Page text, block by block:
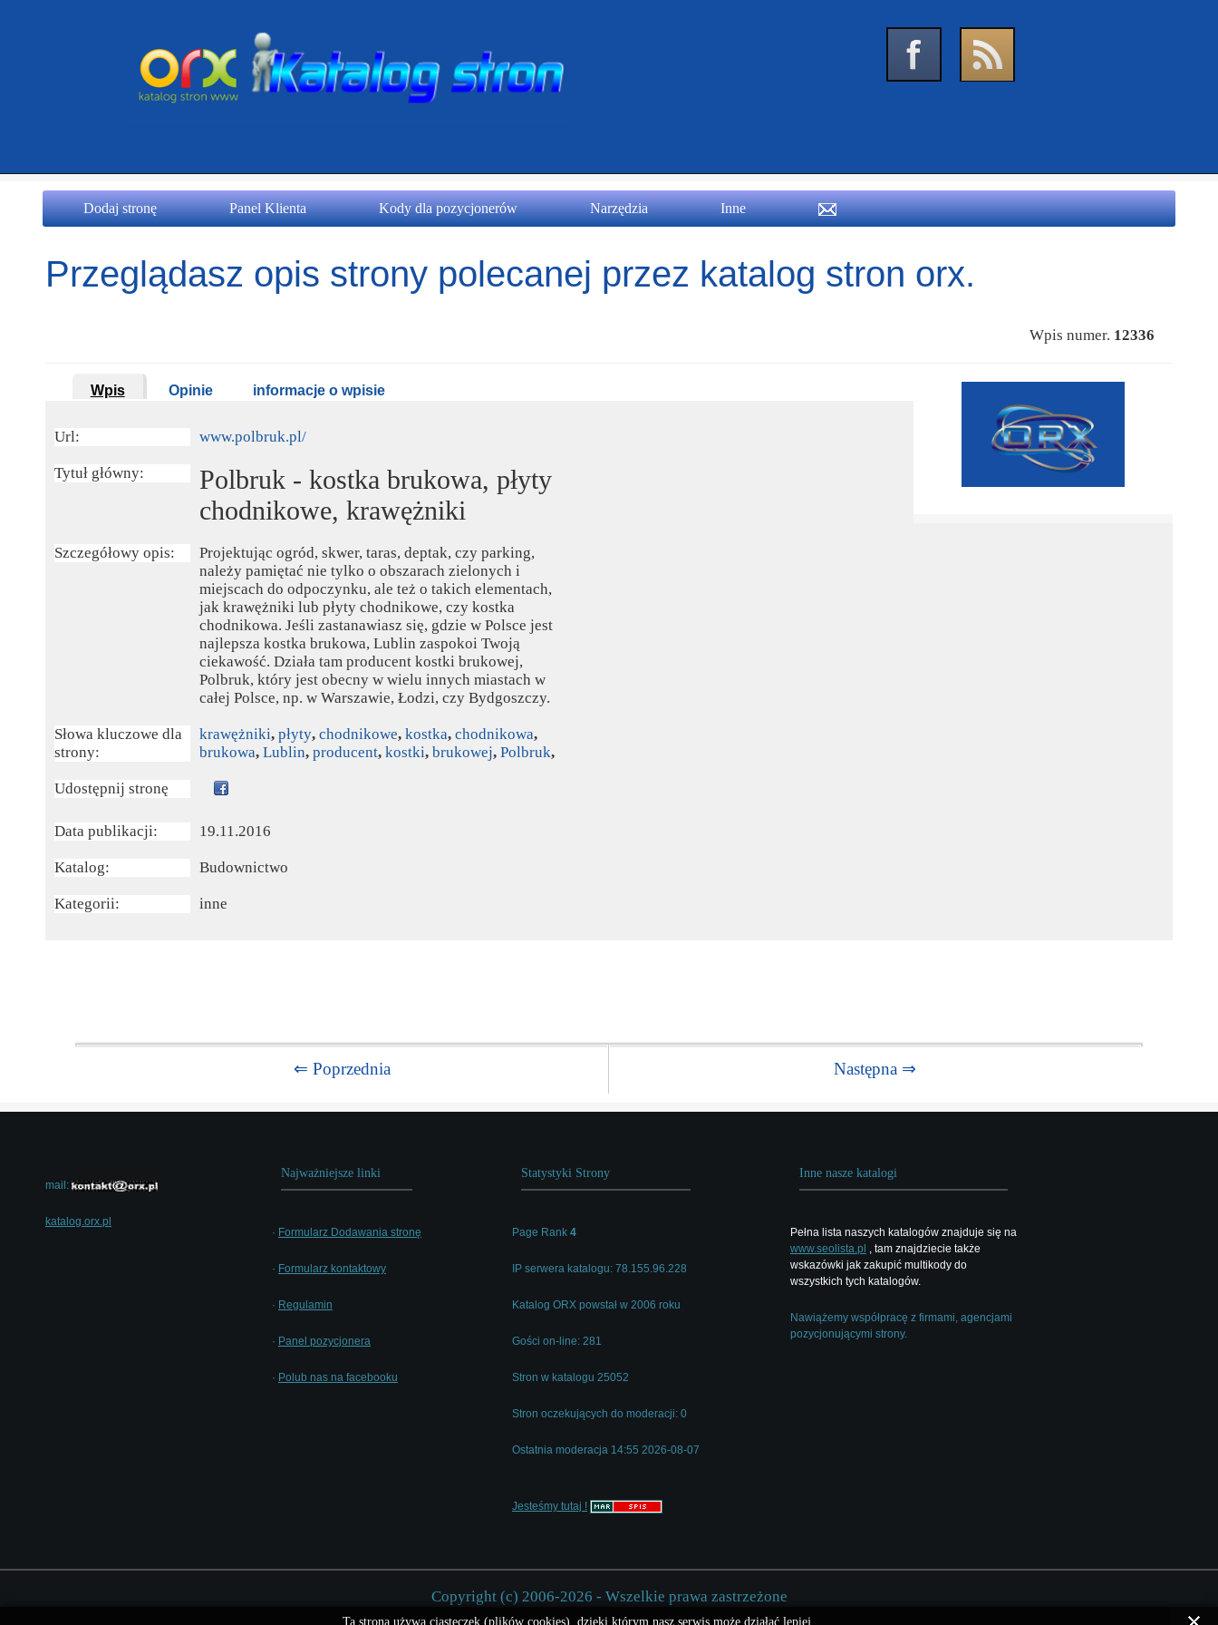
Dodaj stronę Panel Klienta Kody dla pozycjonerów Narzędzia Inne
Przeglądasz opis strony polecanej przez katalog stron orx.
Wpis numer. 12336
Wpis Opinie informacje o wpisie
Url: www.polbruk.pl/
Tytuł główny:
Polbruk - kostka brukowa, płyty
chodnikowe, krawężniki
Szczegółowy opis:
Projektując ogród, skwer, taras, deptak, czy parking,
należy pamiętać nie tylko o obszarach zielonych i
miejscach do odpoczynku, ale też o takich elementach,
jak krawężniki lub płyty chodnikowe, czy kostka
chodnikowa. Jeśli zastanawiasz się, gdzie w Polsce jest
najlepsza kostka brukowa, Lublin zaspokoi Twoją
ciekawość. Działa tam producent kostki brukowej,
Polbruk, który jest obecny w wielu innych miastach w
całej Polsce, np. w Warszawie, Łodzi, czy Bydgoszczy.
Słowa kluczowe dla
strony:
krawężniki, płyty, chodnikowe, kostka, chodnikowa,
brukowa, Lublin, producent, kostki, brukowej, Polbruk,
Udostępnij stronę
Data publikacji: 19.11.2016
Katalog: Budownictwo
Kategorii: inne
⇐ Poprzednia Następna ⇒
mail:
katalog.orx.pl
Najważniejsze linki
· Formularz Dodawania stronę
· Formularz kontaktowy
· Regulamin
· Panel pozycjonera
· Polub nas na facebooku
Statystyki Strony
Page Rank 4
IP serwera katalogu: 78.155.96.228
Katalog ORX powstał w 2006 roku
Gości on-line: 281
Stron w katalogu 25052
Stron oczekujących do moderacji: 0
Ostatnia moderacja 14:55 2026-08-07
Jesteśmy tutaj !
Inne nasze katalogi
Pełna lista naszych katalogów znajduje się na
www.seolista.pl , tam znajdziecie także
wskazówki jak zakupić multikody do
wszystkich tych katalogów.
Nawiążemy współpracę z firmami, agencjami
pozycjonującymi strony.
Copyright (c) 2006-2026 - Wszelkie prawa zastrzeżone
Ta strona używa ciasteczek (plików cookies), dzięki którym nasz serwis może działać lepiej.